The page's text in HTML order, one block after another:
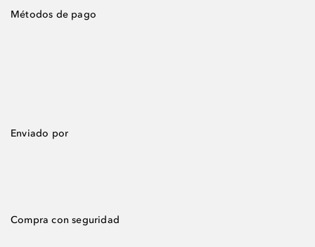
Métodos de pago
Enviado por
Compra con seguridad